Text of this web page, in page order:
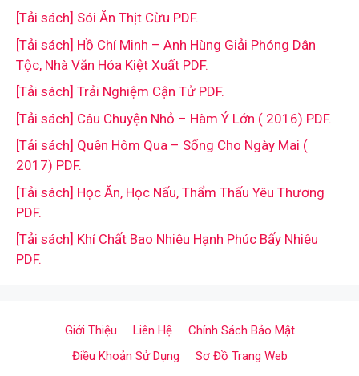
[Tải sách] Sói Ăn Thịt Cừu PDF.
[Tải sách] Hồ Chí Minh – Anh Hùng Giải Phóng Dân
Tộc, Nhà Văn Hóa Kiệt Xuất PDF.
[Tải sách] Trải Nghiệm Cận Tử PDF.
[Tải sách] Câu Chuyện Nhỏ – Hàm Ý Lớn ( 2016) PDF.
[Tải sách] Quên Hôm Qua – Sống Cho Ngày Mai (
2017) PDF.
[Tải sách] Học Ăn, Học Nấu, Thẩm Thấu Yêu Thương
PDF.
[Tải sách] Khí Chất Bao Nhiêu Hạnh Phúc Bấy Nhiêu
PDF.
Giới Thiệu Liên Hệ
Chính Sách Bảo Mật
Điều Khoản Sử Dụng
Sơ Đồ Trang Web